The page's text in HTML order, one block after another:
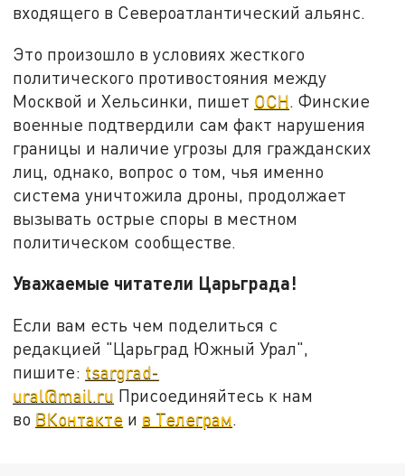
входящего в Североатлантический альянс.
Это произошло в условиях жесткого
политического противостояния между
Москвой и Хельсинки, пишет ОСН . Финские
военные подтвердили сам факт нарушения
границы и наличие угрозы для гражданских
лиц, однако, вопрос о том, чья именно
система уничтожила дроны, продолжает
вызывать острые споры в местном
политическом сообществе.
Уважаемые читатели Царьграда!
Если вам есть чем поделиться с
редакцией "Царьград Южный Урал",
пишите: tsargrad-
ural@mail.ru Присоединяйтесь к нам
во ВКонтакте и в Телеграм.